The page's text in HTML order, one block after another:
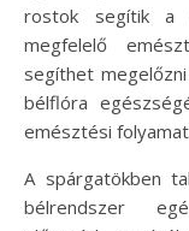
rostok segítik a
megfelelő
segíthet
bélflóra
emésztési
A spárgatökben
bélrendszer